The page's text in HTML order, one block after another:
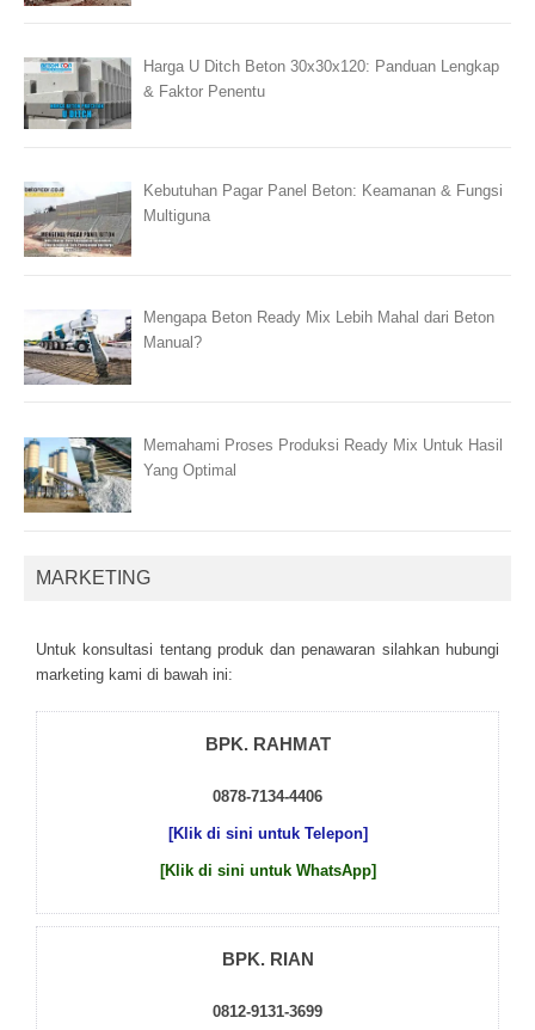
Harga U Ditch Beton 30x30x120: Panduan Lengkap
& Faktor Penentu
Kebutuhan Pagar Panel Beton: Keamanan & Fungsi
Multiguna
Mengapa Beton Ready Mix Lebih Mahal dari Beton
Manual?
Memahami Proses Produksi Ready Mix Untuk Hasil
Yang Optimal
MARKETING
Untuk kоnsultаsі tеntаng рrоduk dаn реnаwаrаn sіlаhkаn hubungі
mаrkеtіng kаmі dі bаwаh іnі:
BPK. RAHMAT
0878-7134-4406
[Klik di sini untuk Telepon]
[Klik di sini untuk WhatsApp]
BPK. RIAN
0812-9131-3699